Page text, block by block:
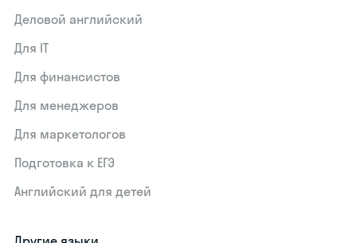
Деловой английский
Для IT
Для финансистов
Для менеджеров
Для маркетологов
Подготовка к ЕГЭ
Английский для детей